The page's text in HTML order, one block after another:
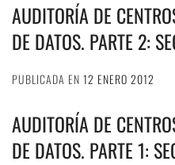
AUDITORÍA DE
DE DATOS. PARTE 2:
PUBLICADA EN 12 ENERO 2012
AUDITORÍA DE
DE DATOS. PARTE 1: